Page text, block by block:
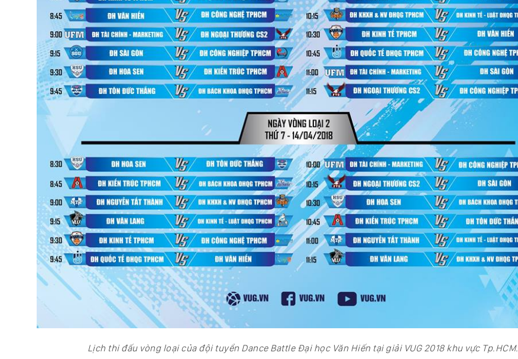
Lịch thi đấu vòng loại của đội tuyển Dance Battle Đại học Văn Hiến tại giải VUG 2018 khu vực Tp.HCM.